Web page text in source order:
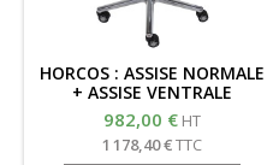
HORCOS : ASSISE NORMALE
+ ASSISE VENTRALE
982,00 € HT
1 178,40 €TTC